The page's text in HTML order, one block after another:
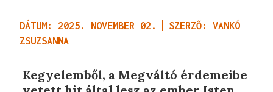
DÁTUM: 2025. NOVEMBER 02.
SZERZŐ: VANKÓ
ZSUZSANNA
Kegyelemből, a Megváltó érdemeibe